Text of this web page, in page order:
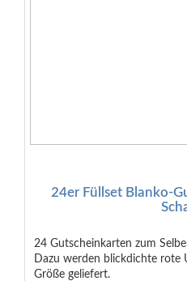
24er Füllset Blanko-
24 Gutscheinkarten zum
Dazu werden blickdichte rote
Größe geliefert.